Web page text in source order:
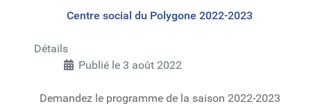
Centre social du Polygone 2022-2023
Détails
Publié le 3 août 2022
Demandez le programme de la saison 2022-2023